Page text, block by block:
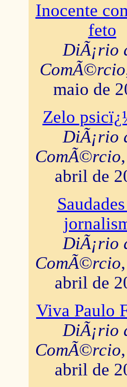
Inocente
feto
DiÃ¡rio
ComÃ©rcio
maio de
Zelo
DiÃ¡rio
ComÃ©rcio
abril de
DiÃ¡rio
ComÃ©rcio
abril de
Viva Paulo
DiÃ¡rio
ComÃ©rcio
abril de